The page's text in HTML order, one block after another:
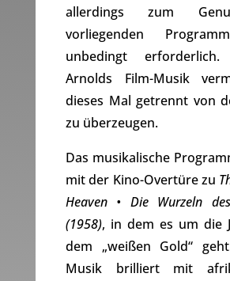
allerdings zum
vorliegenden
unbedingt erforderlich.
Arnolds Film-Musik
dieses Mal getrennt von
zu überzeugen.
Das musikalische
mit der Kino-Overtüre zu
Heaven • Die Wurzeln
(1958), in dem es um die
dem „weißen Gold“
Musik brilliert mit